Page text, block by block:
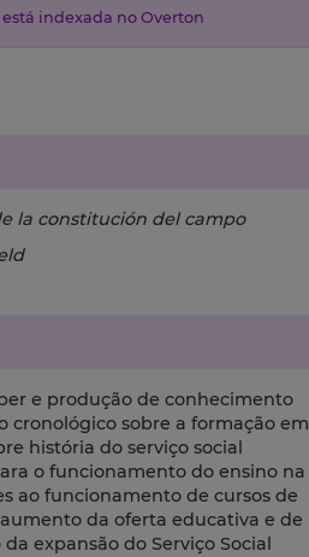
indexada no Overton
la constitución del campo
e produção de conhecimento
cronológico sobre a formação em
história do serviço social
o funcionamento do ensino na
ao funcionamento de cursos de
da oferta educativa e de
expansão do Serviço Social